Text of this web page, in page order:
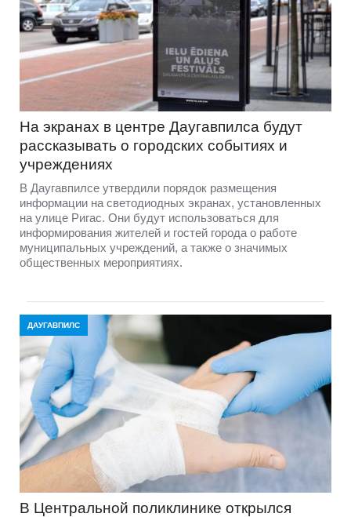
На экранах в центре Даугавпилса будут
рассказывать о городских событиях и
учреждениях
В Даугавпилсе утвердили порядок размещения
информации на светодиодных экранах, установленных
на улице Ригас. Они будут использоваться для
информирования жителей и гостей города о работе
муниципальных учреждений, а также о значимых
общественных мероприятиях.
ДАУГАВПИЛС
В Центральной поликлинике открылся